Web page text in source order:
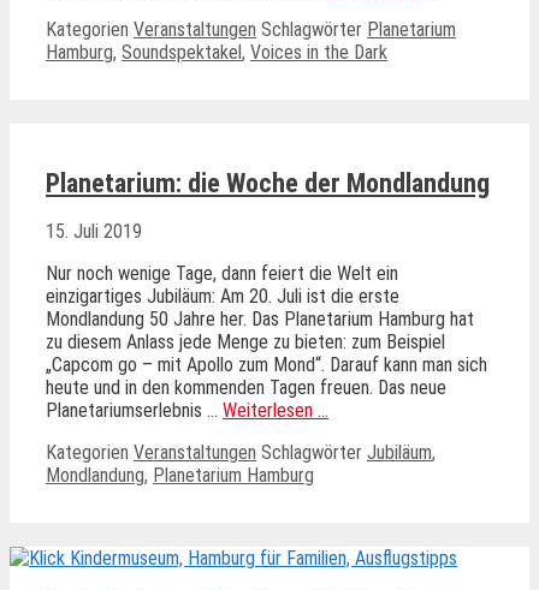
Kategorien Veranstaltungen Schlagwörter Planetarium
Hamburg, Soundspektakel, Voices in the Dark
Planetarium: die Woche der Mondlandung
15. Juli 2019
Nur noch wenige Tage, dann feiert die Welt ein
einzigartiges Jubiläum: Am 20. Juli ist die erste
Mondlandung 50 Jahre her. Das Planetarium Hamburg hat
zu diesem Anlass jede Menge zu bieten: zum Beispiel
„Capcom go – mit Apollo zum Mond“. Darauf kann man sich
heute und in den kommenden Tagen freuen. Das neue
Planetariumserlebnis … Weiterlesen …
Kategorien Veranstaltungen Schlagwörter Jubiläum,
Mondlandung, Planetarium Hamburg